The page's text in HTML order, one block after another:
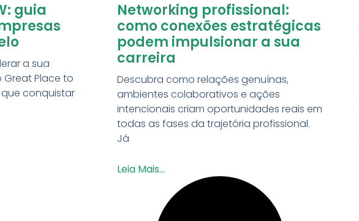
guia
a sua
Place to
conquistar
Networking profissional:
como conexões estratégicas
podem impulsionar a sua
carreira
Descubra como relações genuínas,
ambientes colaborativos e ações
intencionais criam oportunidades reais em
todas as fases da trajetória profissional.
Já
Leia Mais...